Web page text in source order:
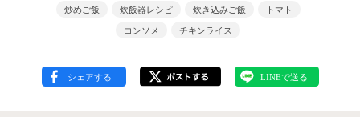
炒めご飯
炊飯器レシピ 炊き込みご飯
トマト
コンソメ
チキンライス